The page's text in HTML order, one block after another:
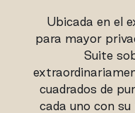
Ubicada en el
para mayor
Suite
cuadrados de
cada uno con